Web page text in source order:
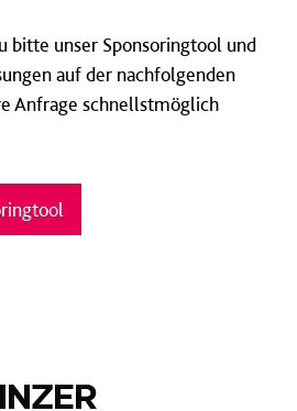
bitte unser Sponsoringtool und
auf der nachfolgenden
Anfrage schnellstmöglich